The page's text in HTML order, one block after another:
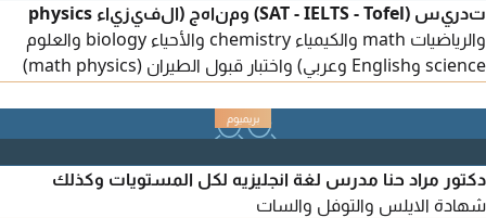
تدريس (SAT - IELTS - Tofel) ومناهج (الفيزياء physics
والرياضيات math والكيمياء chemistry والأحياء biology والعلوم
science وEnglish وعربي) واختبار قبول الطيران (math physics)
المناهج لجميع المدارس الوزاري والخاصه ومعاهد التكنولوجيا لجميع
الصفوف ومواد الجامعات سارعوا بالحجز
دكتور مراد حنا مدرس لغة انجليزيه لكل المستويات وكذلك
شهادة الايلس والتوفل والسات